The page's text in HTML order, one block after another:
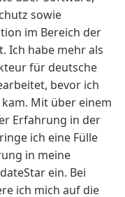
sowie
im Bereich der
Ich habe mehr als
für deutsche
bevor ich
Mit über einem
Erfahrung in der
ich eine Fülle
in meine
ein. Bei
ich mich auf die